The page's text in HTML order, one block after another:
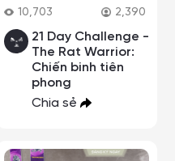
10,703 2,390
21 Day Challenge -
The Rat Warrior:
Chiến binh tiên
phong
Chia sẻ